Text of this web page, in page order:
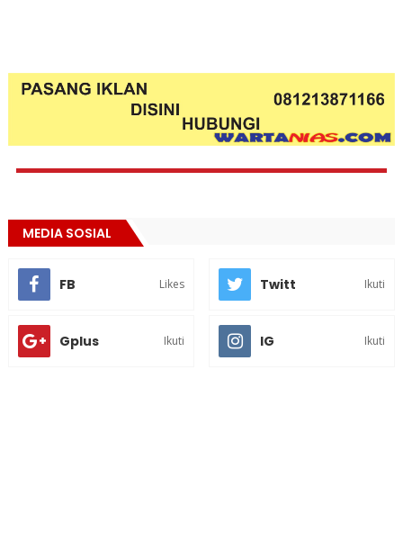
MEDIA SOSIAL
FB Likes Twitt Ikuti
Gplus Ikuti IG Ikuti